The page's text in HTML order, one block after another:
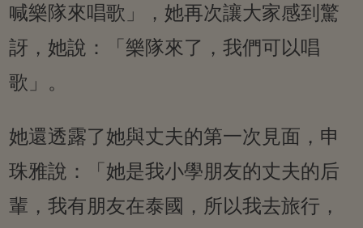
喊樂隊來唱歌」，她再次讓大家感到驚
訝，她說：「樂隊來了，我們可以唱
歌」。
她還透露了她與丈夫的第一次見面，申
珠雅說：「她是我小學朋友的丈夫的后
輩，我有朋友在泰國，所以我去旅行，